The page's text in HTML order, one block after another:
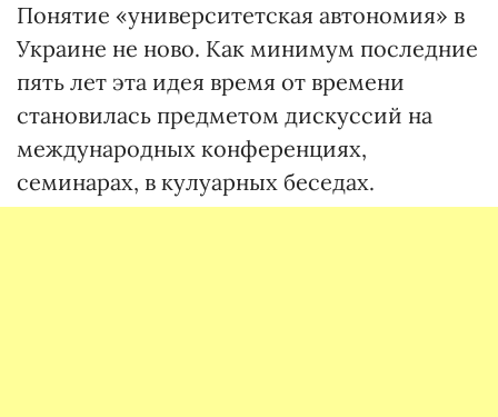
Понятие «университетская автономия» в
Украине не ново. Как минимум последние
пять лет эта идея время от времени
становилась предметом дискуссий на
международных конференциях,
семинарах, в кулуарных беседах.